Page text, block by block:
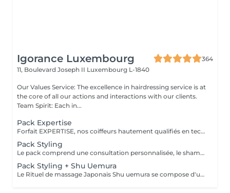
Igorance Luxembourg
364
11, Boulevard Joseph II Luxembourg L-1840
Our Values Service: The excellence in hairdressing service is at
the core of all our actions and interactions with our clients.
Team Spirit: Each in...
Pack Expertise
Forfait EXPERTISE, nos coiffeurs hautement qualifiés en technique anglo-saxonne, en formation continu et diplômés d’une académie anglaise à Paris. Vous offre une séance d’une heure avec votre coach en suivi beauté. Ce pack inclus : 1 h de prestation Un diagnostique personnalisé Shampoing spécifique Haircare Conditioner spécifique Produit de coiffage Coupe Styling Produit de finition
Pack Styling
Le pack comprend une consultation personnalisée, le shampooing et le conditionneur spécifiques REDKEN , le séchage et les produits de styling REDKEN * Tarifs à titre indicatifs à confirmer après la consultation personnalisée établit auprès de votre coiffeur/stylist/spécialiste * La direction se réserve le droit d’apporter des modifications pour le bon fonctionnement du salon
Pack Styling + Shu Uemura
Le Rituel de massage Japonais Shu uemura se compose d'un shampooing et d'un soin d'une durée de 30 minutes pour une relaxation une une réparation intense du cheveu et ensuite le pack styling